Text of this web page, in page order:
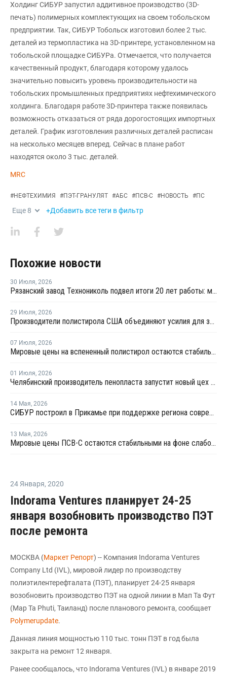
Холдинг СИБУР запустил аддитивное производство (3D-
печать) полимерных комплектующих на своем тобольском
предприятии. Так, СИБУР Тобольск изготовил более 2 тыс.
деталей из термопластика на 3D-принтере, установленном на
тобольской площадке СИБУРа. Отмечается, что получается
качественный продукт, благодаря которому удалось
значительно повысить уровень производительности на
тобольских промышленных предприятиях нефтехимического
холдинга. Благодаря работе 3D-принтера также появилась
возможность отказаться от ряда дорогостоящих импортных
деталей. График изготовления различных деталей расписан
на несколько месяцев вперед. Сейчас в плане работ
находятся около 3 тыс. деталей.
MRC
#НЕФТЕХИМИЯ #ПЭТ-ГРАНУЛЯТ #АБС #ПСВ-С #НОВОСТЬ #ПС
Еще 8 +Добавить все теги в фильтр
Похожие новости
30 Июля, 2026
Рязанский завод Технониколь подвел итоги 20 лет работы: мощности выпуска XPS превышают 1 млн куб. м в год
29 Июля, 2026
Производители полистирола США объединяют усилия для защиты рынка от экологических ограничений
07 Июля, 2026
Мировые цены на вспененный полистирол остаются стабильными
01 Июля, 2026
Челябинский производитель пенопласта запустит новый цех за 34 млн рублей
14 Мая, 2026
СИБУР построил в Прикамье при поддержке региона современный складской комплекс
13 Мая, 2026
Мировые цены ПСВ-С остаются стабильными на фоне слабого спроса
24 Января, 2020
Indorama Ventures планирует 24-25
января возобновить производство ПЭТ
после ремонта
МОСКВА (Маркет Репорт) -- Компания Indorama Ventures
Company Ltd (IVL), мировой лидер по производству
полиэтилентерефталата (ПЭТ), планирует 24-25 января
возобновить производство ПЭТ на одной линии в Мап Та Фут
(Map Ta Phuti, Таиланд) после планового ремонта, сообщает
Polymerupdate.
Данная линия мощностью 110 тыс. тонн ПЭТ в год была
закрыта на ремонт 12 января.
Ранее сообщалось, что Indorama Ventures (IVL) в январе 2019